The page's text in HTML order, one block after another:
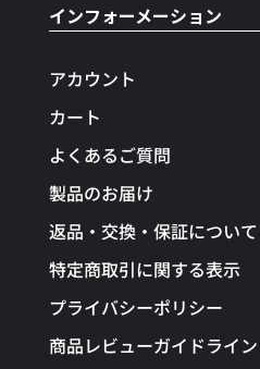
インフォーメーション
アカウント
カート
よくあるご質問
製品のお届け
返品・交換・保証について
特定商取引に関する表示
プライバシーポリシー
商品レビューガイドライン